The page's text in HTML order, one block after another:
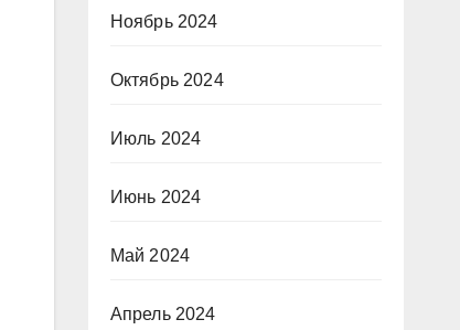
Ноябрь 2024
Октябрь 2024
Июль 2024
Июнь 2024
Май 2024
Апрель 2024